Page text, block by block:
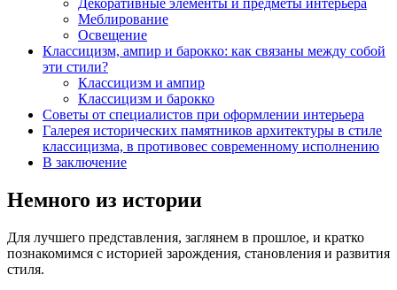
Меблирование
Освещение
Классицизм, ампир и барокко: как связаны между собой
эти стили?
Классицизм и ампир
Классицизм и барокко
Советы от специалистов при оформлении интерьера
Галерея исторических памятников архитектуры в стиле
классицизма, в противовес современному исполнению
В заключение
Немного из истории
Для лучшего представления, заглянем в прошлое, и кратко
познакомимся с историей зарождения, становления и развития
стиля.